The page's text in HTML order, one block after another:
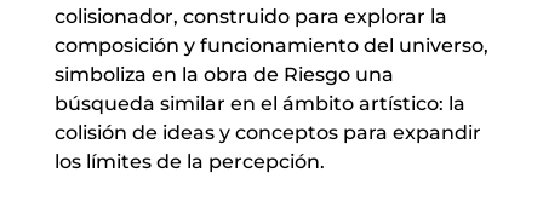
colisionador, construido para explorar la
composición y funcionamiento del universo,
simboliza en la obra de Riesgo una
búsqueda similar en el ámbito artístico: la
colisión de ideas y conceptos para expandir
los límites de la percepción.